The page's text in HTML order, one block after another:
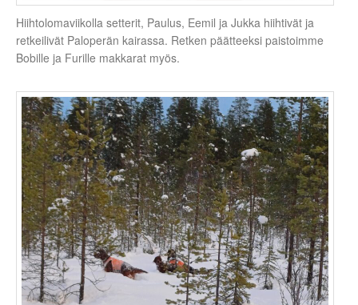
Hiihtolomaviikolla setterit, Paulus, Eemil ja Jukka hiihtivät ja
retkeilivät Paloperän kairassa. Retken päätteeksi paistoimme
Bobille ja Furille makkarat myös.